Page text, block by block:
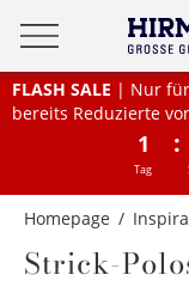
FLASH SALE | Nur
bereits Reduzierte
1
Tag
:
Homepage
Strick-